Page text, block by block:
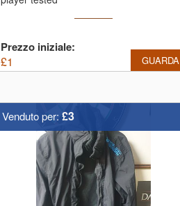
Prezzo iniziale:
£1 GUARDA
Venduto per: £3